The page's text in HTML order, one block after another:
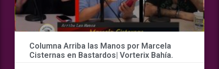
Columna Arriba las Manos por Marcela
Cisternas en Bastardos| Vorterix Bahía.